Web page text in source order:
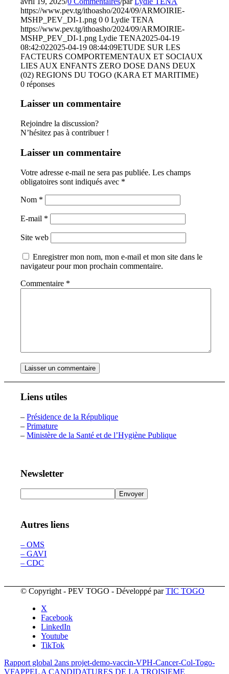
https://www.pev.tg/ithoasho/2024/09/ARMOIRIE-
MSHP_PEV_DI-1.png 0 0 Lydie TENA
https://www.pev.tg/ithoasho/2024/09/ARMOIRIE-
MSHP_PEV_DI-1.png Lydie TENA2025-04-19
08:42:022025-04-19 08:44:09ETUDE SUR LES
FACTEURS COMPORTEMENTAUX ET SOCIAUX
LIES AUX ENFANTS ZERO DOSE DANS DEUX
(02) REGIONS DU TOGO (KARA ET MARITIME)
0 réponses
Laisser un commentaire
Rejoindre la discussion?
N’hésitez pas à contribuer !
Laisser un commentaire
Votre adresse e-mail ne sera pas publiée. Les champs
obligatoires sont indiqués avec *
Nom *
E-mail *
Site web
Enregistrer mon nom, mon e-mail et mon site dans le
navigateur pour mon prochain commentaire.
Commentaire *
Liens utiles
–Présidence de la République
–Primature
–Ministère de la Santé et de l’Hygiène Publique
Newsletter
Autres liens
– OMS
– GAVI
– CDC
© Copyright - PEV TOGO - Développé parTIC TOGO
X
Facebook
LinkedIn
Youtube
TikTok
Rapport global 2ans projet-demo-vaccin-VPH-Cancer-Col-Togo-
VFAPPEL A CANDIDATURES DE LA TROISIEME